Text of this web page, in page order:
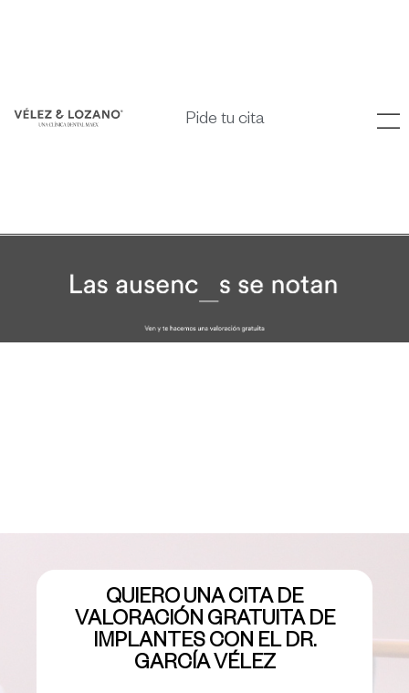
Pide tu cita
QUIERO UNA CITA DE
VALORACIÓN GRATUITA DE
IMPLANTES CON EL DR.
GARCÍA VÉLEZ